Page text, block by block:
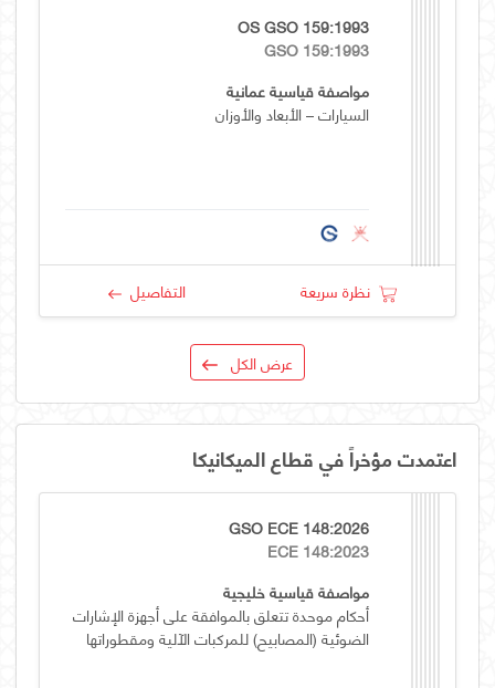
OS GSO 159:1993
GSO 159:1993
مواصفة قياسية عمانية
السيارات – الأبعاد والأوزان
نظرة سريعة التفاصيل
عرض الكل
اعتمدت مؤخراً في قطاع الميكانيكا
GSO ECE 148:2026
ECE 148:2023
مواصفة قياسية خليجية
أحكام موحدة تتعلق بالموافقة على أجهزة الإشارات
الضوئية (المصابيح) للمركبات الآلية ومقطوراتها